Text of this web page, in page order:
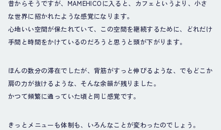
昔からそうですが、MAMEHICOに入ると、カフェというより、小さ
な世界に招かれたような感覚になります。
心地いい空間が保たれていて、この空間を継続するために、どれだけ
手間と時間をかけているのだろうと思うと頭が下がります。
ほんの数分の滞在でしたが、背筋がすっと伸びるような、でもどこか
肩の力が抜けるような、そんな余韻が残りました。
かつて頻繁に通っていた頃と同じ感覚です。
きっとメニューも体制も、いろんなことが変わったのでしょう。